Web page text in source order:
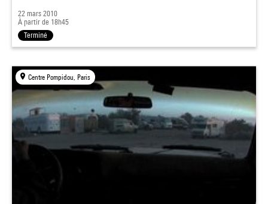
22 mars 2010
À partir de 18h45
Terminé
Centre Pompidou, Paris